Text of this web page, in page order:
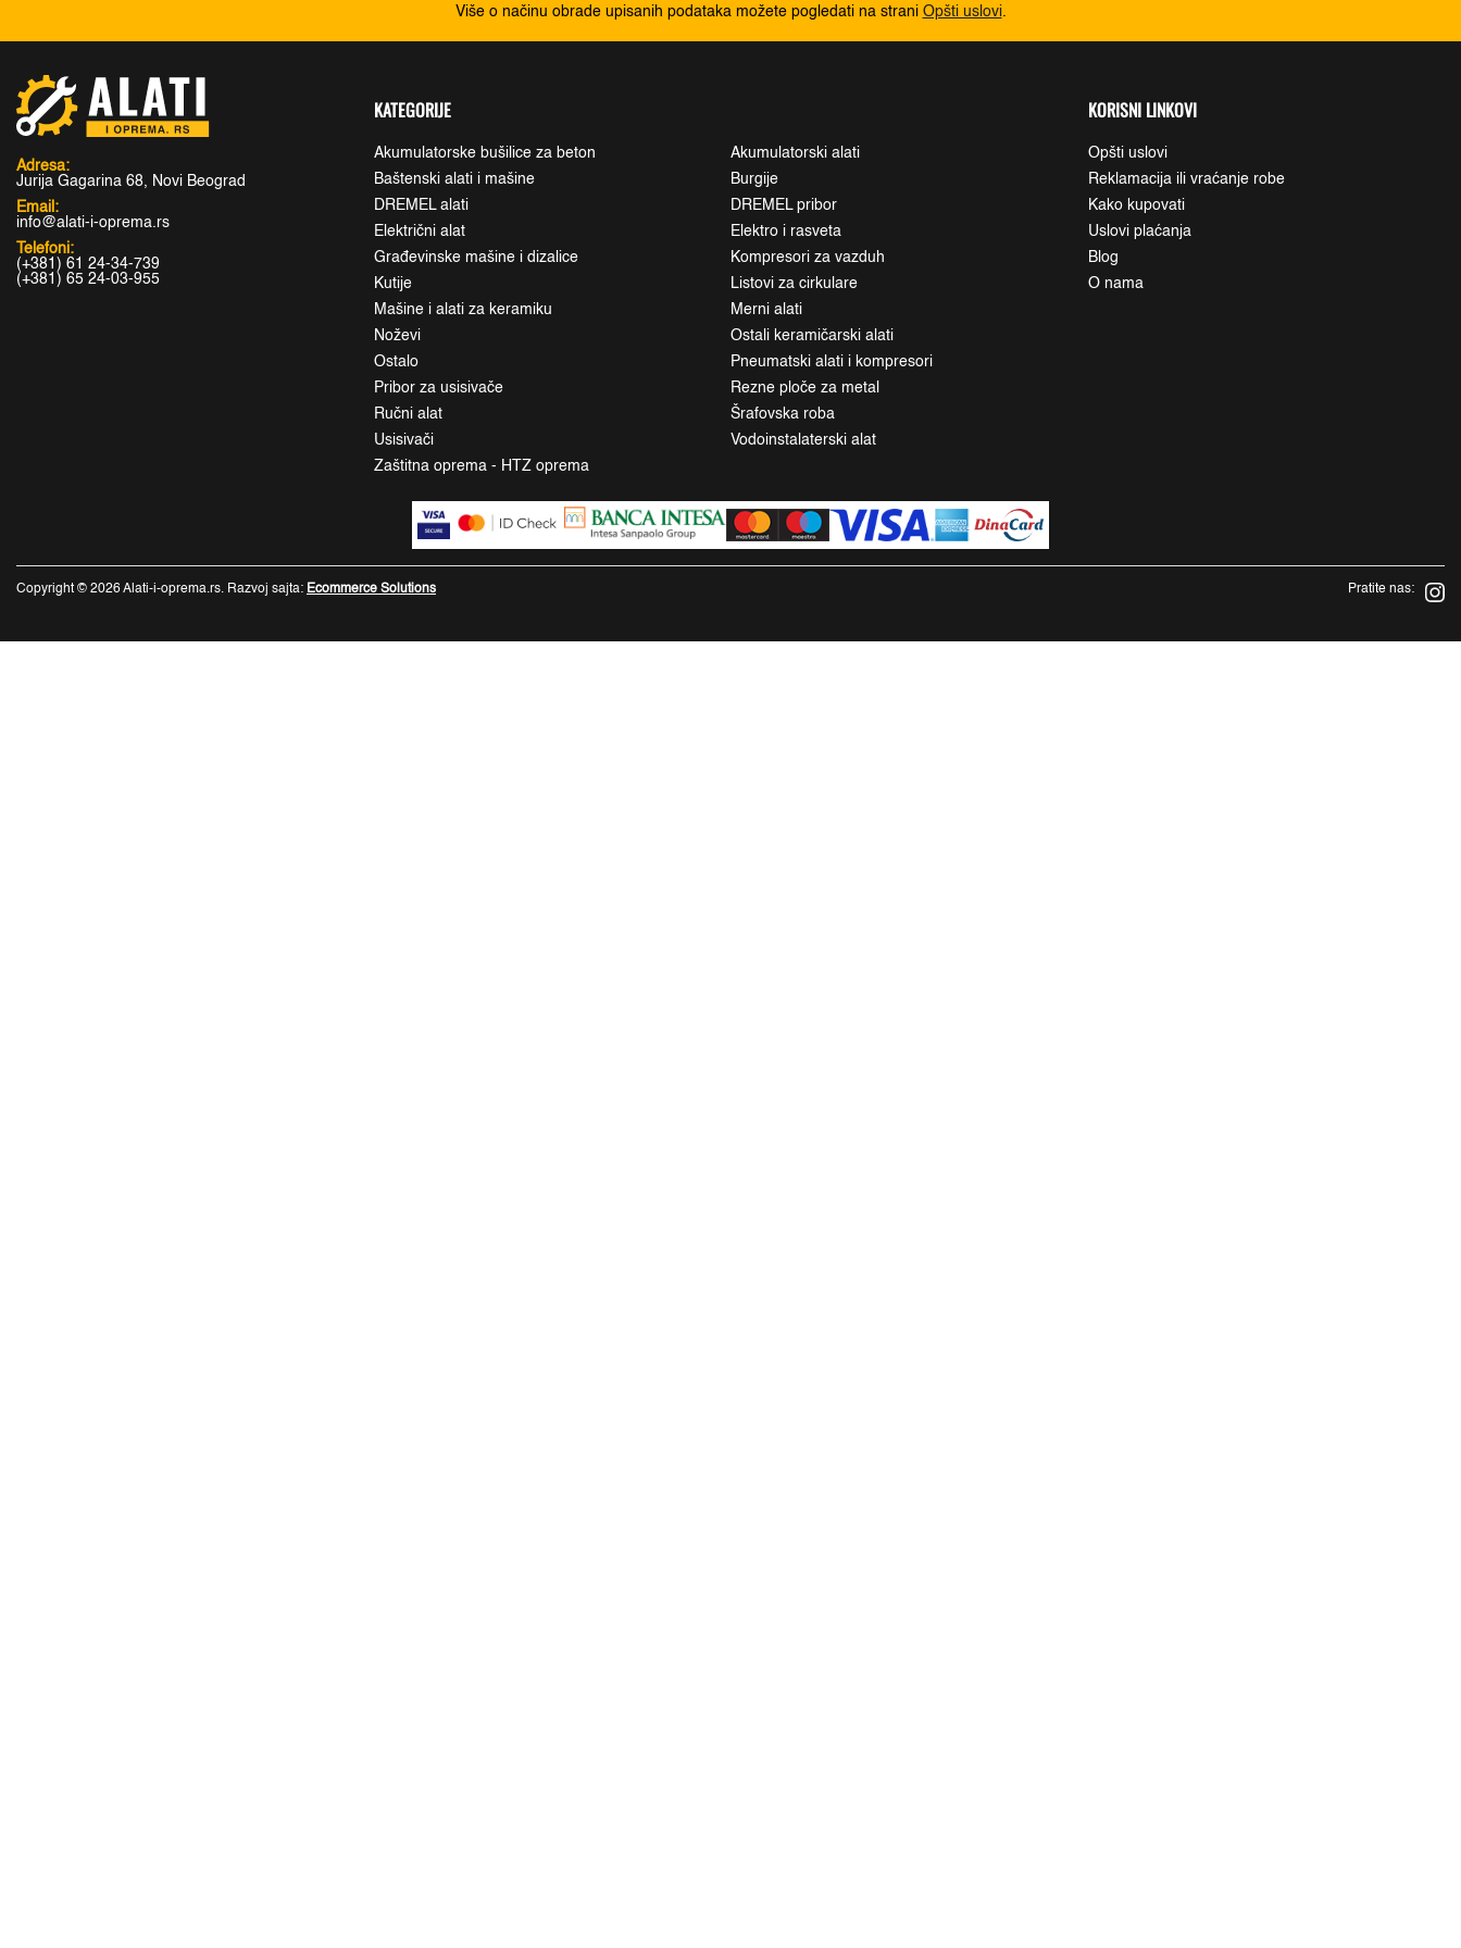
Više o načinu obrade upisanih podataka možete pogledati na strani Opšti uslovi.
Adresa:
Jurija Gagarina 68, Novi Beograd
Email:
info@alati-i-oprema.rs
Telefoni:
(+381) 61 24-34-739
(+381) 65 24-03-955
KATEGORIJE
Akumulatorske bušilice za beton
Akumulatorski alati
Baštenski alati i mašine
Burgije
DREMEL alati
DREMEL pribor
Električni alat
Elektro i rasveta
Građevinske mašine i dizalice
Kompresori za vazduh
Kutije
Listovi za cirkulare
Mašine i alati za keramiku
Merni alati
Noževi
Ostali keramičarski alati
Ostalo
Pneumatski alati i kompresori
Pribor za usisivače
Rezne ploče za metal
Ručni alat
Šrafovska roba
Usisivači
Vodoinstalaterski alat
Zaštitna oprema - HTZ oprema
KORISNI LINKOVI
Opšti uslovi
Reklamacija ili vraćanje robe
Kako kupovati
Uslovi plaćanja
Blog
O nama
Copyright © 2026 Alati-i-oprema.rs. Razvoj sajta: Ecommerce Solutions Pratite nas: